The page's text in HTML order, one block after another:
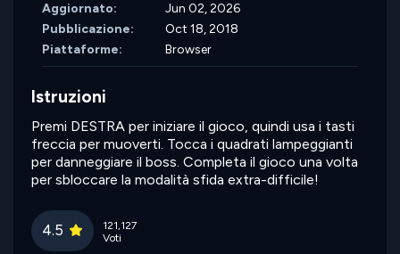
Aggiornato:
Jun 02, 2026
Pubblicazione:
Oct 18, 2018
Piattaforme:
Browser
Istruzioni
Premi DESTRA per iniziare il gioco, quindi usa i tasti
freccia per muoverti. Tocca i quadrati lampeggianti
per danneggiare il boss. Completa il gioco una volta
per sbloccare la modalità sfida extra-difficile!
4.5
121,127
Voti